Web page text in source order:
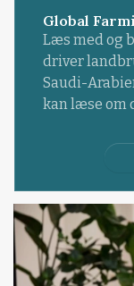
Global
Læs med og
driver
Saudi-
kan læse om